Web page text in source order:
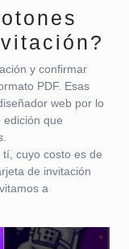
y confirmar
PDF. Esas
web por lo
que
cuyo costo es de
de invitación
a